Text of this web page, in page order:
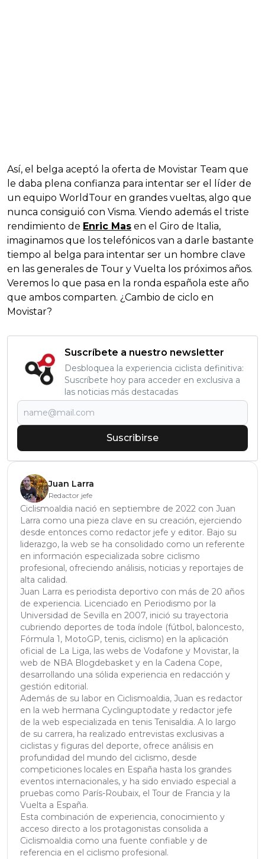
Así, el belga aceptó la oferta de Movistar Team que
le daba plena confianza para intentar ser el líder de
un equipo WorldTour en grandes vueltas, algo que
nunca consiguió con Visma. Viendo además el triste
rendimiento de Enric Mas en el Giro de Italia,
imaginamos que los telefónicos van a darle bastante
tiempo al belga para intentar ser un hombre clave
en las generales de Tour y Vuelta los próximos años.
Veremos lo que pasa en la ronda española este año
que ambos comparten. ¿Cambio de ciclo en
Movistar?
Suscríbete a nuestro newsletter
Desbloquea la experiencia ciclista definitiva:
Suscríbete hoy para acceder en exclusiva a
las noticias más destacadas
Suscribirse
Juan Larra
Redactor jefe
Ciclismoaldia nació en septiembre de 2022 con Juan
Larra como una pieza clave en su creación, ejerciendo
desde entonces como redactor jefe y editor. Bajo su
liderazgo, la web se ha consolidado como un referente
en información especializada sobre ciclismo
profesional, ofreciendo análisis, noticias y reportajes de
alta calidad.
Juan Larra es periodista deportivo con más de 20 años
de experiencia. Licenciado en Periodismo por la
Universidad de Sevilla en 2007, inició su trayectoria
cubriendo deportes de toda índole (fútbol, baloncesto,
Fórmula 1, MotoGP, tenis, ciclismo) en la aplicación
oficial de La Liga, las webs de Vodafone y Movistar, la
web de NBA Blogdebasket y en la Cadena Cope,
desarrollando una sólida experiencia en redacción y
gestión editorial.
Además de su labor en Ciclismoaldia, Juan es redactor
en la web hermana Cyclinguptodate y redactor jefe
de la web especializada en tenis Tenisaldia. A lo largo
de su carrera, ha realizado entrevistas exclusivas a
ciclistas y figuras del deporte, ofrece análisis en
profundidad del mundo del ciclismo, desde
competiciones locales en España hasta los grandes
eventos internacionales, y ha sido enviado especial a
pruebas como París-Roubaix, el Tour de Francia y la
Vuelta a España.
Esta combinación de experiencia, conocimiento y
acceso directo a los protagonistas consolida a
Ciclismoaldia como una fuente confiable y de
referencia en el ciclismo profesional.